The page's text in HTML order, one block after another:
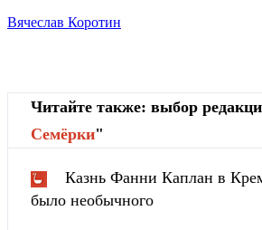
Вячеслав Коротин
Читайте также: выбор
Cемёрки"
Казнь Фанни Каплан в
было необычного